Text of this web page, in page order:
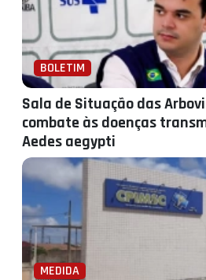
BOLETIM
Sala de Situação das
combate às doenças
Aedes aegypti
MEDIDA